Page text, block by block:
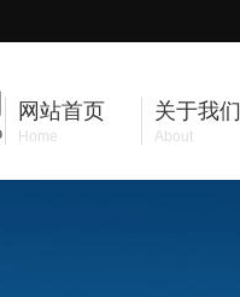
网站首页
Home
关于我们
About